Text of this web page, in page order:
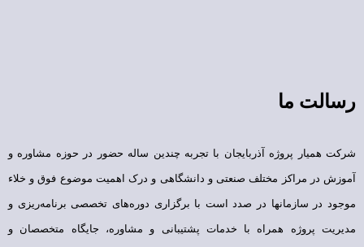
رسالت ما
شرکت همیار پروژه آذربایجان با تجربه چندین ساله حضور در حوزه مشاوره و
آموزش در مراکز مختلف صنعتی و دانشگاهی و درک اهمیت موضوع فوق و خلاء
موجود در سازمانها در صدد است با برگزاری دوره‌های تخصصی برنامه‌ریزی و
مدیریت پروژه همراه با خدمات پشتیبانی و مشاوره، جایگاه متخصصان و